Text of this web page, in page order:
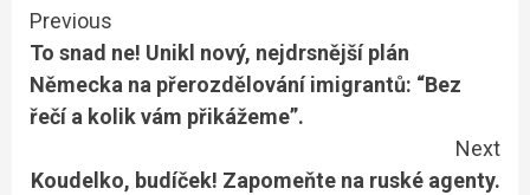
Continue
Reading
Previous
To snad ne! Unikl nový, nejdrsnější plán
Německa na přerozdělování imigrantů: “Bez
řečí a kolik vám přikážeme”.
Next
Koudelko, budíček! Zapomeňte na ruské agenty.